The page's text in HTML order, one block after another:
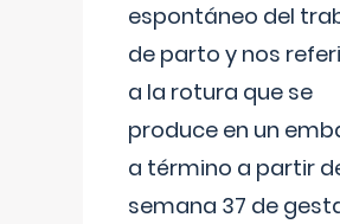
espontáneo del
de parto y nos
a la rotura que se
produce en un
a término a partir
semana 37 de